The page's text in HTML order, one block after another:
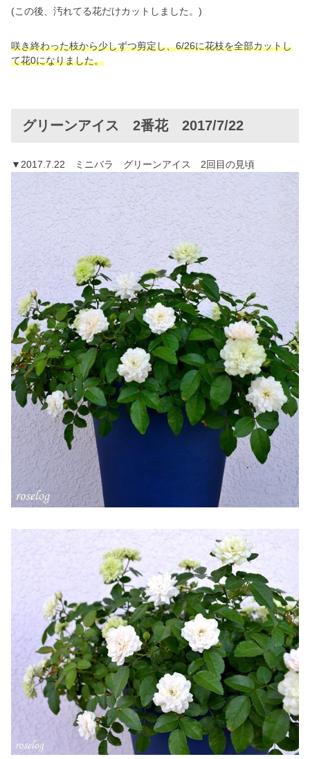
(この後、汚れてる花だけカットしました。)
咲き終わった枝から少しずつ剪定し、6/26に花枝を全部カットし
て花0になりました。
グリーンアイス 2番花 2017/7/22
▼2017.7.22 ミニバラ グリーンアイス 2回目の見頃